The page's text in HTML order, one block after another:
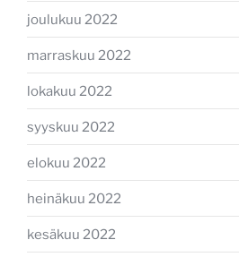
joulukuu 2022
marraskuu 2022
lokakuu 2022
syyskuu 2022
elokuu 2022
heinäkuu 2022
kesäkuu 2022